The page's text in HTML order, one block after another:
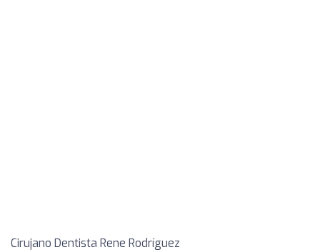
Cirujano Dentista Rene Rodríguez